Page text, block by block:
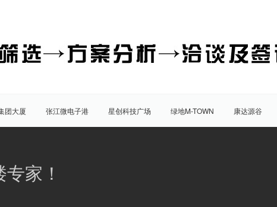
团大厦 张江微电子港 星创科技广场 绿地M-TOWN
康达源谷
盛大天地源创谷 豪威科技园（张江乐业天地） 张江海豚湾
原
普陀
八佰伴
家！